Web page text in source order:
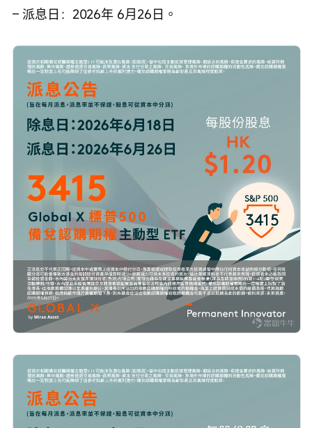
– 派息日：2026年 6月26日。